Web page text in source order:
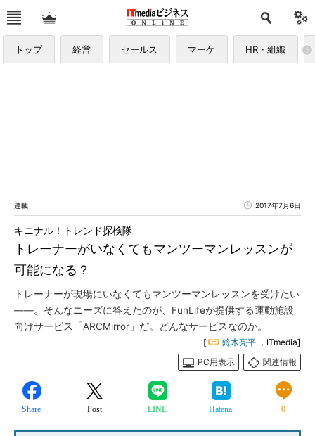
トップ 経営 セールス マーケ HR・組織
連載 2017年7月6日
トレーナーがいなくてもマンツーマンレッスンが
可能になる？
キニナル！トレンド探検隊
トレーナーが現場にいなくてもマンツーマンレッスンを受けたい
――。そんなニーズに答えたのが、FunLifeが提供する運動施設
向けサービス「ARCMirror」だ。どんなサービスなのか。
[ 鈴木亮平 ，ITmedia]
PC用表示
関連情報
Share Post LINE Hatena 0